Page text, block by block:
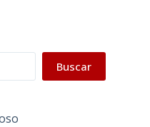
Buscar